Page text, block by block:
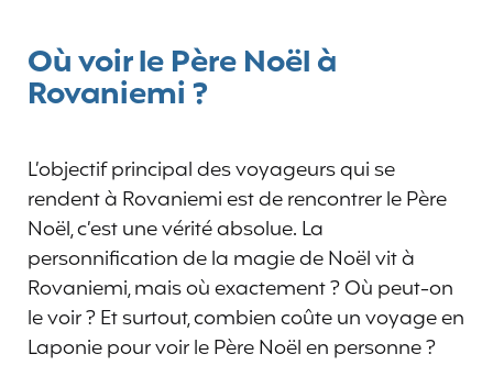
Où voir le Père Noël à
Rovaniemi ?
L’objectif principal des voyageurs qui se
rendent à Rovaniemi est de rencontrer le Père
Noël, c’est une vérité absolue. La
personnification de la magie de Noël vit à
Rovaniemi, mais où exactement ? Où peut-on
le voir ? Et surtout, combien coûte un voyage en
Laponie pour voir le Père Noël en personne ?